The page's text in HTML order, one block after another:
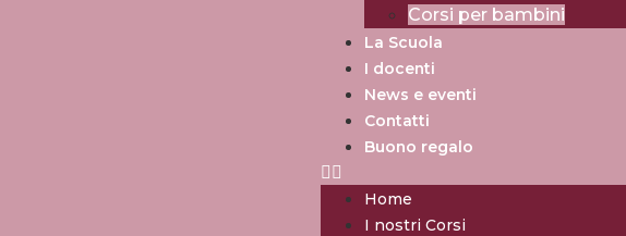
Corsi per bambini
La Scuola
I docenti
News e eventi
Contatti
Buono regalo
Home
I nostri Corsi